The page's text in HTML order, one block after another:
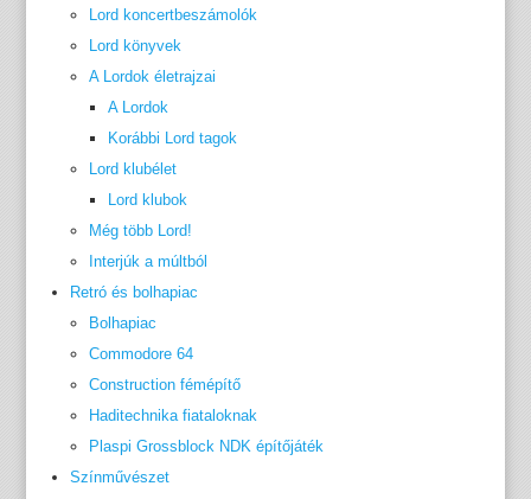
Lord koncertbeszámolók
Lord könyvek
A Lordok életrajzai
A Lordok
Korábbi Lord tagok
Lord klubélet
Lord klubok
Még több Lord!
Interjúk a múltból
Retró és bolhapiac
Bolhapiac
Commodore 64
Construction fémépítő
Haditechnika fiataloknak
Plaspi Grossblock NDK építőjáték
Színművészet